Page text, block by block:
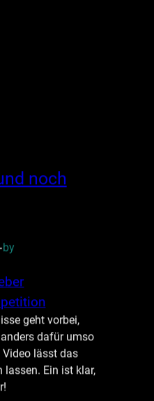
noch
by
geht vorbei,
dafür umso
lässt das
lassen. Ein ist klar,